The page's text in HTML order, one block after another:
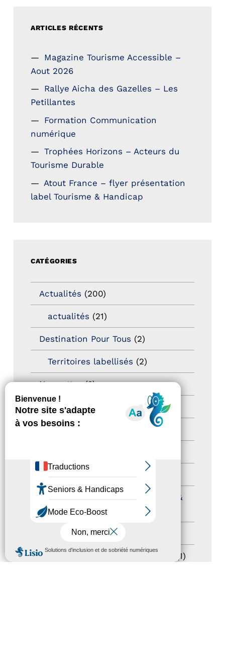
MENU
ARTICLES RÉCENTS
Magazine Tourisme Accessible –
Aout 2026
Rallye Aicha des Gazelles – Les
Petillantes
Formation Communication
numérique
Trophées Horizons – Acteurs du
Tourisme Durable
Atout France – flyer présentation
label Tourisme & Handicap
CATÉGORIES
Actualités (200)
actualités (21)
Destination Pour Tous (2)
Territoires labellisés (2)
Newsetter(6)
Newsletter pro
Nos Actions
Journées nationales Tourisme &
Handicap(5)
Salons(11)
Sommet mondial du tourisme (1)